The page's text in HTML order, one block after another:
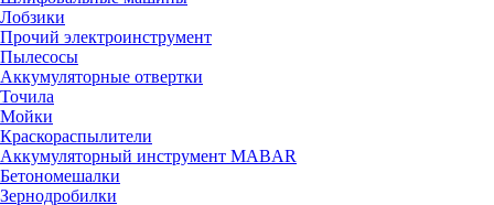
Лобзики
Прочий электроинструмент
Пылесосы
Аккумуляторные отвертки
Точила
Мойки
Краскораспылители
Аккумуляторный инструмент MABAR
Бетономешалки
Зернодробилки